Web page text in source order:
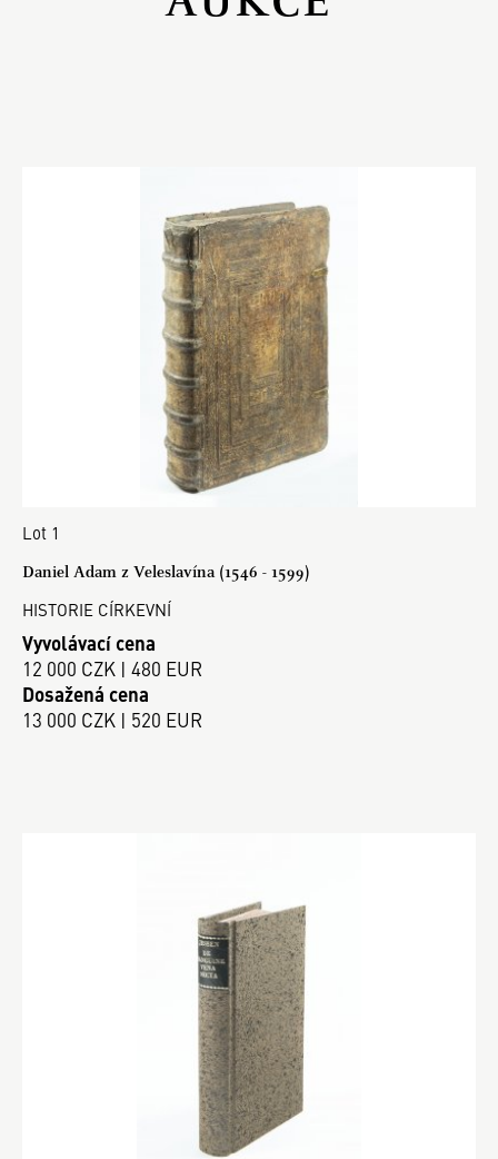
Lot 1
Daniel Adam z Veleslavína (1546 - 1599)
HISTORIE CÍRKEVNÍ
Vyvolávací cena
12 000 CZK | 480 EUR
Dosažená cena
13 000 CZK | 520 EUR